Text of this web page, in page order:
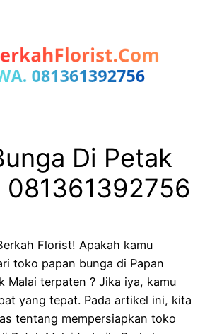
Di Petak
081361392756
Florist! Apakah kamu
toko papan bunga di Papan
Malai terpaten ? Jika iya, kamu
yang tepat. Pada artikel ini, kita
tentang mempersiapkan toko